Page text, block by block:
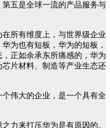
五是全球一流的产品服务与
所有维度上，与世界级企业
为也有短板，华为的短板，
正如余承东所痛感的，华为
片材料、制造等产业生态还
伟大的企业，是一个具有全
力来打压华为是有原因的。